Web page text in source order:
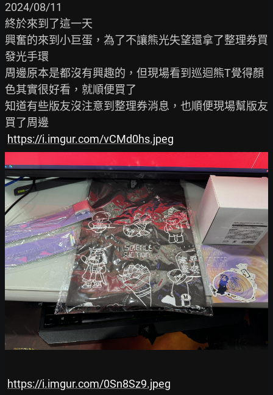
2024/08/11
終於來到了這一天
興奮的來到小巨蛋，為了不讓熊光失望還拿了整理券買
發光手環
周邊原本是都沒有興趣的，但現場看到巡迴熊T覺得顏
色其實很好看，就順便買了
知道有些版友沒注意到整理券消息，也順便現場幫版友
買了周邊
https://i.imgur.com/vCMd0hs.jpeg
https://i.imgur.com/0Sn8Sz9.jpeg